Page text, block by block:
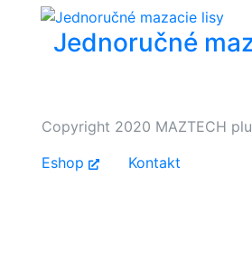
Jednoručné
Copyright 2020 MAZTECH
Eshop
Kontakt